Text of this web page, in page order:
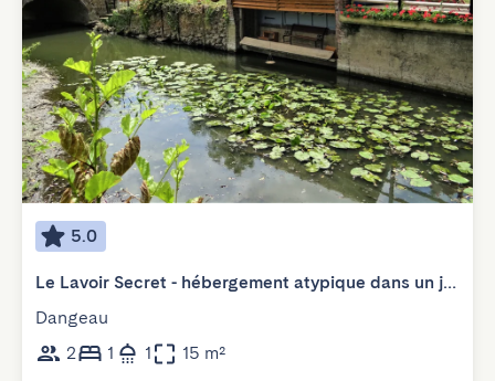
5.0
Le Lavoir Secret - hébergement atypique dans un joli cadre bucolique
Dangeau
2
1 1 15 m²